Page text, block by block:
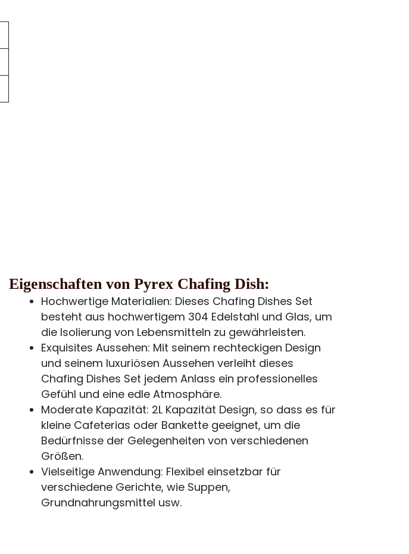
Eigenschaften von Pyrex Chafing Dish:
Hochwertige Materialien: Dieses Chafing Dishes Set
besteht aus hochwertigem 304 Edelstahl und Glas, um
die Isolierung von Lebensmitteln zu gewährleisten.
Exquisites Aussehen: Mit seinem rechteckigen Design
und seinem luxuriösen Aussehen verleiht dieses
Chafing Dishes Set jedem Anlass ein professionelles
Gefühl und eine edle Atmosphäre.
Moderate Kapazität: 2L Kapazität Design, so dass es für
kleine Cafeterias oder Bankette geeignet, um die
Bedürfnisse der Gelegenheiten von verschiedenen
Größen.
Vielseitige Anwendung: Flexibel einsetzbar für
verschiedene Gerichte, wie Suppen,
Grundnahrungsmittel usw.